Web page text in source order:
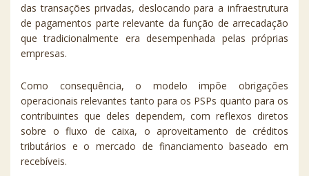
das transações privadas, deslocando para a infraestrutura
de pagamentos parte relevante da função de arrecadação
que tradicionalmente era desempenhada pelas próprias
empresas.
Como consequência, o modelo impõe obrigações
operacionais relevantes tanto para os PSPs quanto para os
contribuintes que deles dependem, com reflexos diretos
sobre o fluxo de caixa, o aproveitamento de créditos
tributários e o mercado de financiamento baseado em
recebíveis.